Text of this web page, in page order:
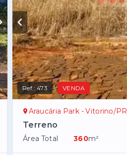
Ref.:473 VENDA
Araucária Park - Vitorino/PR
Terreno
Área Total 360m²